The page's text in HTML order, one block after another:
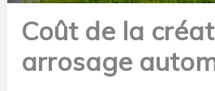
Coût de la
arrosage